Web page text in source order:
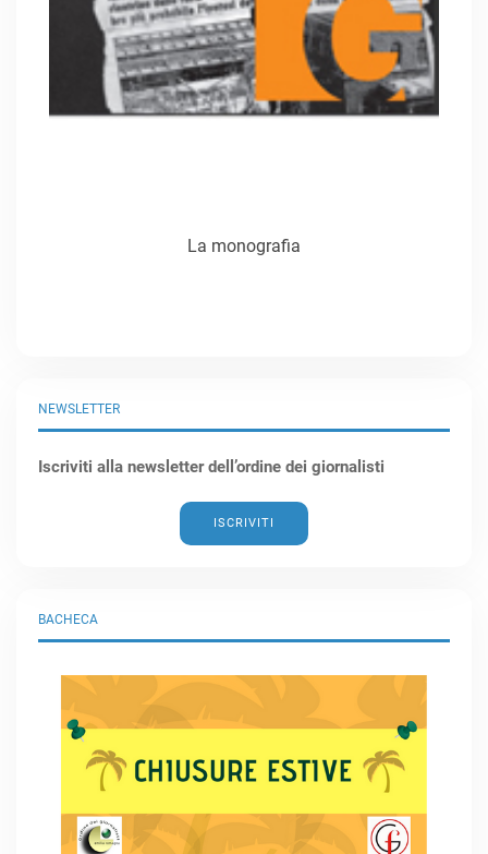
BACHECA
NEWSLETTER
Iscriviti alla newsletter dell’ordine dei giornalisti
ISCRIVITI
La monografia